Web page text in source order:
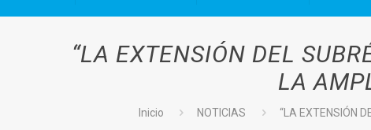
“LA EXTENSIÓN DEL
LA
Inicio NOTICIAS “LA EXTENSIÓN